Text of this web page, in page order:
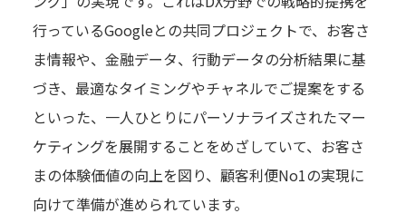
行っているGoogleとの共同プロジェクトで、お客さ
ま情報や、金融データ、行動データの分析結果に基
づき、最適なタイミングやチャネルでご提案をする
といった、一人ひとりにパーソナライズされたマー
ケティングを展開することをめざしていて、お客さ
まの体験価値の向上を図り、顧客利便No1の実現に
向けて準備が進められています。